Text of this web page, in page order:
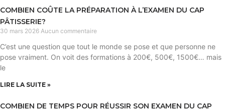
COMBIEN COÛTE LA PRÉPARATION À L’EXAMEN DU CAP
PÂTISSERIE?
30 mars 2026 Aucun commentaire
C’est une question que tout le monde se pose et que personne ne
pose vraiment. On voit des formations à 200€, 500€, 1500€… mais
le
LIRE LA SUITE »
COMBIEN DE TEMPS POUR RÉUSSIR SON EXAMEN DU CAP